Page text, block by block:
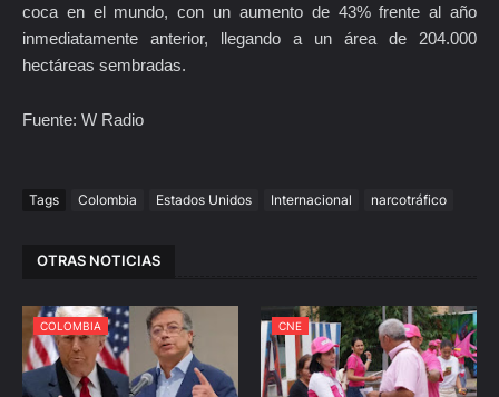
coca en el mundo, con un aumento de 43% frente al año
inmediatamente anterior, llegando a un área de 204.000
hectáreas sembradas.
Fuente: W Radio
Tags Colombia Estados Unidos Internacional narcotráfico
OTRAS NOTICIAS
COLOMBIA CNE